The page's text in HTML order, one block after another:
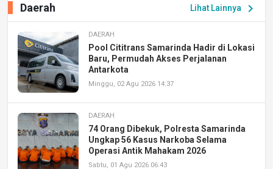
Lihat Lainnya chevron_right
Daerah
DAERAH
Pool Cititrans Samarinda Hadir di Lokasi
Baru, Permudah Akses Perjalanan
Antarkota
Minggu, 02 Agu 2026 14:37
DAERAH
74 Orang Dibekuk, Polresta Samarinda
Ungkap 56 Kasus Narkoba Selama
Operasi Antik Mahakam 2026
Sabtu, 01 Agu 2026 06:43